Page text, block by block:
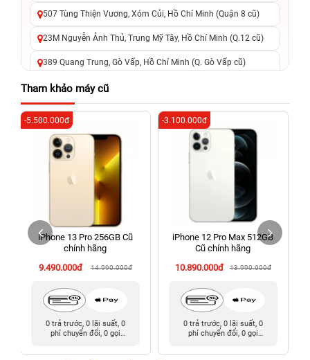
507 Tùng Thiện Vương, Xóm Củi, Hồ Chí Minh (Quận 8 cũ)
23M Nguyễn Ảnh Thủ, Trung Mỹ Tây, Hồ Chí Minh (Q.12 cũ)
389 Quang Trung, Gò Vấp, Hồ Chí Minh (Q. Gò Vấp cũ)
625 - 625A Âu Cơ, Tân Phú, Hồ Chí Minh (Quận Tân Phú cũ)
326 Lê Văn Việt, Tăng Nhơn Phú, Hồ Chí Minh (Q.9 TP. Thủ
Đức cũ)
256 Võ Văn Ngân, Thủ Đức, Hồ Chí Minh (Bình Thọ, TP. Thủ
Đức Cũ)
70 Nguyễn An Ninh, Dĩ An, Hồ Chí Minh (Bình Dương Cũ)
24h Vũng Tàu: 162A Ba Cu, Vũng Tàu, Hồ Chí Minh (TP. Vũng
Tàu cũ)
198 Hoàng Văn Thụ, Tân Sơn Nhất, Hồ Chí Minh (Tân Bình
Tham khảo máy cũ
iPhone 13 Pro 256GB Cũ
chính hãng
9.490.000đ
14.990.000đ
-5.500.000đ
0 trả trước, 0 lãi suất, 0
phí chuyển đổi, 0 gọi
iPhone 12 Pro Max 512GB
Cũ chính hãng
10.890.000đ
13.990.000đ
-3.100.000đ
0 trả trước, 0 lãi suất, 0
phí chuyển đổi, 0 gọi